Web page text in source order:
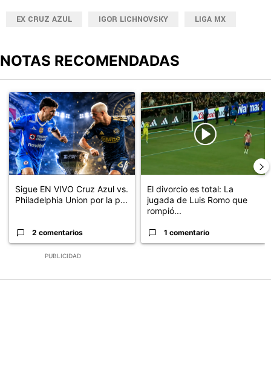
EX CRUZ AZUL IGOR LICHNOVSKY LIGA MX
NOTAS RECOMENDADAS
PUBLICIDAD
Un artículo de tendencia con el título "Sigue EN VIVO Cruz Azul
Sigue EN VIVO Cruz Azul vs.
Philadelphia Union por la p...
2 comentarios
Un artículo de tendencia con el
El divorcio es total: La
jugada de Luis Romo que
rompió...
1 comentario